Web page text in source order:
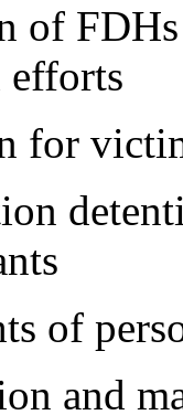
of
for
of
and